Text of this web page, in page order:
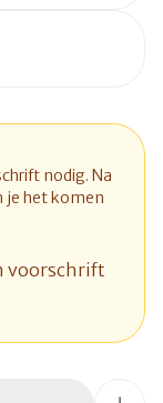
nodig. Na
je het komen
voorschrift